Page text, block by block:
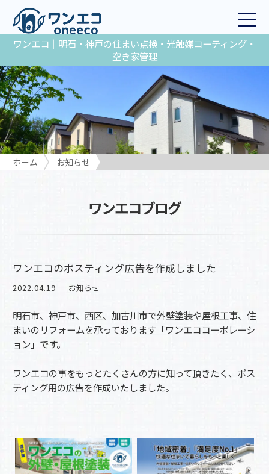
ワンエコ｜明石・神戸の住まい点検・光触媒コーティング・
空き家管理
ホーム
お知らせ
ワンエコブログ
ワンエコのポスティング広告を作成しました
2022.04.19 お知らせ
明石市、神戸市、西区、加古川市で外壁塗装や屋根工事、住
まいのリフォームを承っております「ワンエココーポレーシ
ョン」です。
ワンエコの事をもっとたくさんの方に知って頂きたく、ポス
ティング用の広告を作成いたしました。